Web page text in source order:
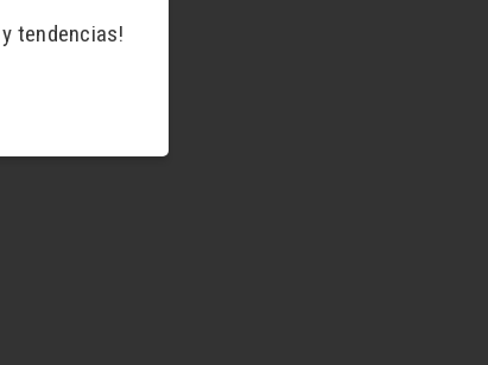
tendencias!